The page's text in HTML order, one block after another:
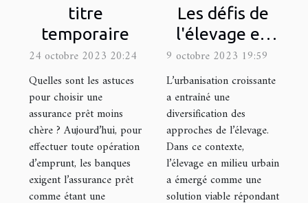
titre
temporaire
24 octobre 2023 20:24
Quelles sont les astuces
pour choisir une
assurance prêt moins
chère ? Aujourd’hui, pour
effectuer toute opération
d’emprunt, les banques
exigent l’assurance prêt
comme étant une
Les défis de
l'élevage en
milieu urbain :
quel matériel
utiliser ?
9 octobre 2023 19:59
L’urbanisation croissante
a entraîné une
diversification des
approches de l’élevage.
Dans ce contexte,
l’élevage en milieu urbain
a émergé comme une
solution viable répondant